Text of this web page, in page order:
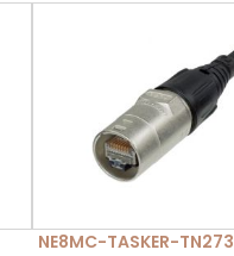
NE8MC-TASKER-TN273